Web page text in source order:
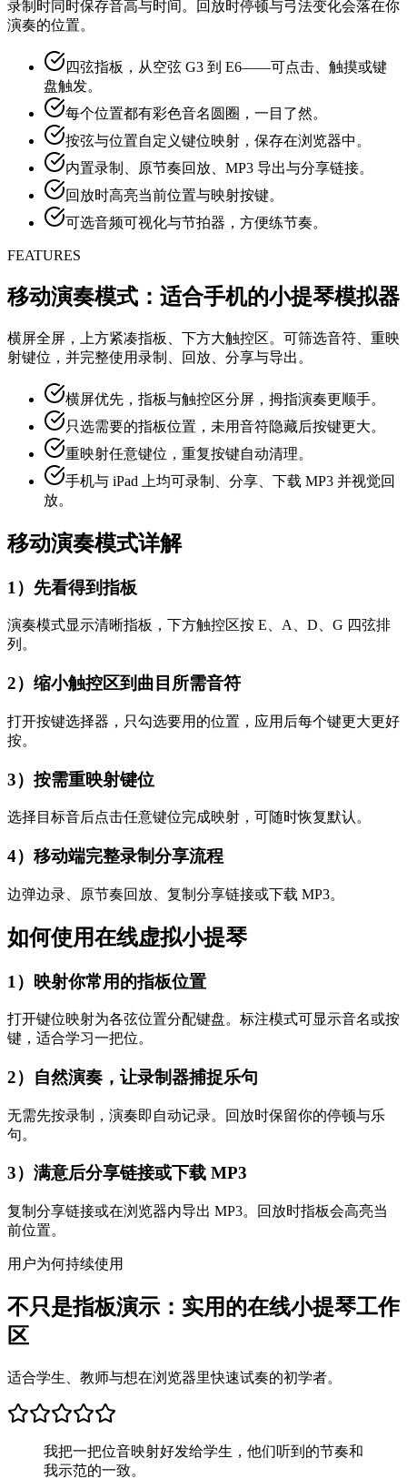
录制时同时保存音高与时间。回放时停顿与弓法变化会落在你
演奏的位置。
四弦指板，从空弦 G3 到 E6——可点击、触摸或键
盘触发。
每个位置都有彩色音名圆圈，一目了然。
按弦与位置自定义键位映射，保存在浏览器中。
内置录制、原节奏回放、MP3 导出与分享链接。
回放时高亮当前位置与映射按键。
可选音频可视化与节拍器，方便练节奏。
FEATURES
移动演奏模式：适合手机的小提琴模拟器
横屏全屏，上方紧凑指板、下方大触控区。可筛选音符、重映
射键位，并完整使用录制、回放、分享与导出。
横屏优先，指板与触控区分屏，拇指演奏更顺手。
只选需要的指板位置，未用音符隐藏后按键更大。
重映射任意键位，重复按键自动清理。
手机与 iPad 上均可录制、分享、下载 MP3 并视觉回
放。
移动演奏模式详解
1）先看得到指板
演奏模式显示清晰指板，下方触控区按 E、A、D、G 四弦排
列。
2）缩小触控区到曲目所需音符
打开按键选择器，只勾选要用的位置，应用后每个键更大更好
按。
3）按需重映射键位
选择目标音后点击任意键位完成映射，可随时恢复默认。
4）移动端完整录制分享流程
边弹边录、原节奏回放、复制分享链接或下载 MP3。
如何使用在线虚拟小提琴
1）映射你常用的指板位置
打开键位映射为各弦位置分配键盘。标注模式可显示音名或按
键，适合学习一把位。
2）自然演奏，让录制器捕捉乐句
无需先按录制，演奏即自动记录。回放时保留你的停顿与乐
句。
3）满意后分享链接或下载 MP3
复制分享链接或在浏览器内导出 MP3。回放时指板会高亮当
前位置。
用户为何持续使用
不只是指板演示：实用的在线小提琴工作
区
适合学生、教师与想在浏览器里快速试奏的初学者。
我把一把位音映射好发给学生，他们听到的节奏和
我示范的一致。